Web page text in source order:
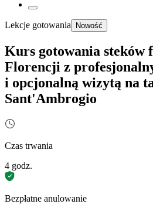
Lekcje gotowania Nowość
Kurs gotowania steków
Florencji z
i opcjonalną wizytą na
Sant'Ambrogio
Czas trwania
4 godz.
Bezpłatne anulowanie